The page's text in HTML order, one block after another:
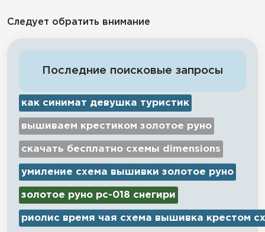
Следует обратить внимание
Последние поисковые запросы
как синимат девушка туристик
вышиваем крестиком золотое руно
скачать бесплатно схемы dimensions
умиление схема вышивки золотое руно
золотое руно рс-018 снегири
риолис время чая схема вышивка крестом